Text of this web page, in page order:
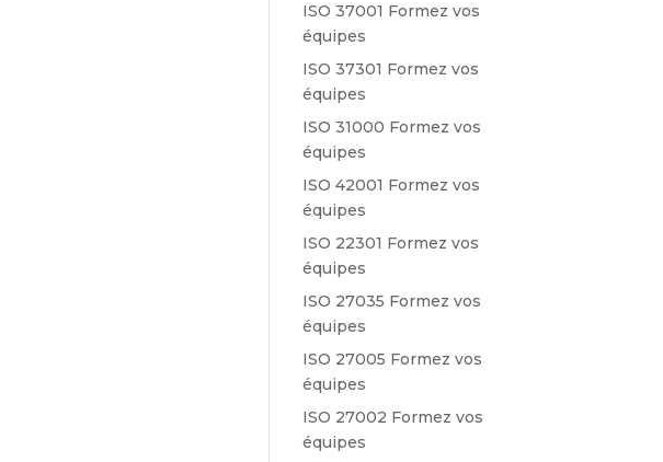
ISO 37001 Formez vos
équipes
ISO 37301 Formez vos
équipes
ISO 31000 Formez vos
équipes
ISO 42001 Formez vos
équipes
ISO 22301 Formez vos
équipes
ISO 27035 Formez vos
équipes
ISO 27005 Formez vos
équipes
ISO 27002 Formez vos
équipes